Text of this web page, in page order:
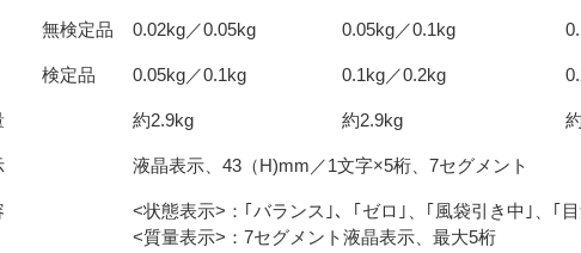
無検定品 0.02kg／0.05kg 0.05kg／0.1kg
検定品 0.05kg／0.1kg 0.1kg／0.2kg
約2.9kg 約2.9kg
液晶表示、43（H)mm／1文字×5桁、7セグメント
<状態表示>：｢バランス｣、｢ゼロ｣、｢風袋引き中｣、｢
<質量表示>：7セグメント液晶表示、最大5桁